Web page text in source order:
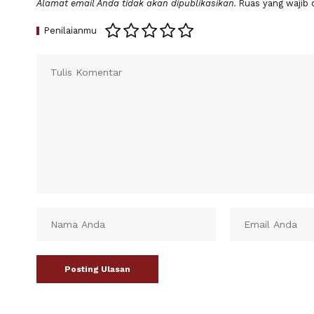
Alamat email Anda tidak akan dipublikasikan. Ruas yang wajib
Penilaianmu